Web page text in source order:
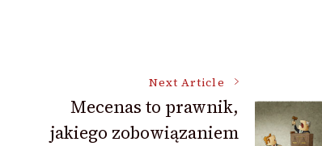
Next Article
Mecenas to prawnik,
jakiego zobowiązaniem